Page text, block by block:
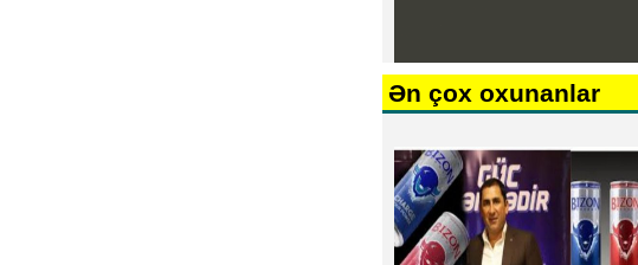
Ən çox oxunanlar